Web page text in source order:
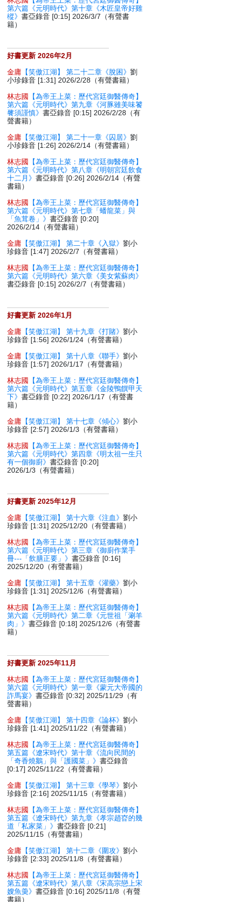
第六篇《元明時代》第十章《木匠皇帝好雞
樅》書亞錄音 [0:15] 2026/3/7（有聲書
籍）
好書更新 2026年2月
金庸 【笑傲江湖】 第二十二章《脫困》劉
小珍錄音 [1:31] 2026/2/28（有聲書籍）
林志國
【為帝王上菜：歷代宮廷御醫傳奇】
第六篇《元明時代》第九章《河豚雖美味饕
餮須謹慎》書亞錄音 [0:15] 2026/2/28（有
聲書籍）
金庸 【笑傲江湖】 第二十一章《囚居》劉
小珍錄音 [1:26] 2026/2/14（有聲書籍）
林志國
【為帝王上菜：歷代宮廷御醫傳奇】
第六篇《元明時代》第八章《明朝宮廷飲食
十二月》書亞錄音 [0:26] 2026/2/14（有聲
書籍）
林志國
【為帝王上菜：歷代宮廷御醫傳奇】
第六篇《元明時代》第七章「蟠龍菜」與
「魚茸卷」》書亞錄音 [0:20]
2026/2/14（有聲書籍）
金庸 【笑傲江湖】 第二十章《入獄》劉小
珍錄音 [1:47] 2026/2/7（有聲書籍）
林志國
【為帝王上菜：歷代宮廷御醫傳奇】
第六篇《元明時代》第六章《美女紫蘇肉》
書亞錄音 [0:15] 2026/2/7（有聲書籍）
好書更新 2026年1月
金庸 【笑傲江湖】 第十九章《打賭》劉小
珍錄音 [1:56] 2026/1/24（有聲書籍）
金庸 【笑傲江湖】 第十八章《聯手》劉小
珍錄音 [1:57] 2026/1/17（有聲書籍）
林志國
【為帝王上菜：歷代宮廷御醫傳奇】
第六篇《元明時代》第五章《金陵鴨饌甲天
下》書亞錄音 [0:22] 2026/1/17（有聲書
籍）
金庸 【笑傲江湖】 第十七章《傾心》劉小
珍錄音 [2:57] 2026/1/3（有聲書籍）
林志國
【為帝王上菜：歷代宮廷御醫傳奇】
第六篇《元明時代》第四章《明太祖一生只
有一個御廚》書亞錄音 [0:20]
2026/1/3（有聲書籍）
好書更新 2025年12月
金庸 【笑傲江湖】 第十六章《注血》劉小
珍錄音 [1:31] 2025/12/20（有聲書籍）
林志國
【為帝王上菜：歷代宮廷御醫傳奇】
第六篇《元明時代》第三章《御廚作業手
冊---「飲膳正要」》書亞錄音 [0:16]
2025/12/20（有聲書籍）
金庸 【笑傲江湖】 第十五章《灌藥》劉小
珍錄音 [1:31] 2025/12/6（有聲書籍）
林志國
【為帝王上菜：歷代宮廷御醫傳奇】
第六篇《元明時代》第二章《元世祖「涮羊
肉」》書亞錄音 [0:18] 2025/12/6（有聲書
籍）
好書更新 2025年11月
林志國
【為帝王上菜：歷代宮廷御醫傳奇】
第六篇《元明時代》第一章《蒙元大帝國的
詐馬宴》書亞錄音 [0:32] 2025/11/29（有
聲書籍）
金庸 【笑傲江湖】 第十四章《論杯》劉小
珍錄音 [1:41] 2025/11/22（有聲書籍）
林志國
【為帝王上菜：歷代宮廷御醫傳奇】
第五篇《遼宋時代》第十章《流向民間的
「奇香燒鵝」與「護國菜」》書亞錄音
[0:17] 2025/11/22（有聲書籍）
金庸 【笑傲江湖】 第十三章《學琴》劉小
珍錄音 [2:16] 2025/11/15（有聲書籍）
林志國
【為帝王上菜：歷代宮廷御醫傳奇】
第五篇《遼宋時代》第九章《孝宗趙昚的幾
道「私家菜」》書亞錄音 [0:21]
2025/11/15（有聲書籍）
金庸 【笑傲江湖】 第十二章《圍攻》劉小
珍錄音 [2:33] 2025/11/8（有聲書籍）
林志國
【為帝王上菜：歷代宮廷御醫傳奇】
第五篇《遼宋時代》第八章《宋高宗戀上宋
嫂魚羮》書亞錄音 [0:16] 2025/11/8（有聲
書籍）